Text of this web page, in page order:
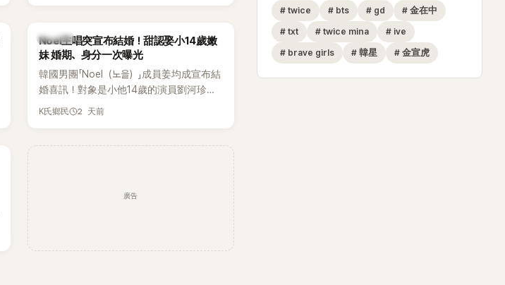
K-POP
Noel主唱突宣布結婚！甜認娶小14歲嫩
妹 婚期、身分一次曝光
韓國男團「Noel（노을）」成員姜均成宣布結
婚喜訊！對象是小他14歲的演員劉河珍
（유하진 音譯），兩人將於10月30日在首
K氏鄉民 2 天前
廣告
# twice # bts # gd # 金在中
# txt # twice mina # ive
# brave girls # 韓星 # 金宣虎